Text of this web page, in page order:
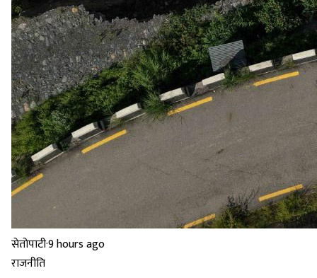
सेतोपाटी·9 hours ago
राजनीति